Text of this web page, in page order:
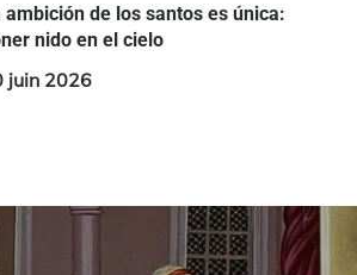
ambición de los santos es única:
nido en el cielo
juin 2026